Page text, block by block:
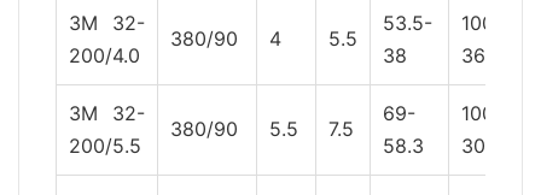
3M 32-
200/4.0
380/90 4 5.5
53.5-
38
100-
360
3M 32-
200/5.5
380/90 5.5 7.5
69-
58.3
100-
300